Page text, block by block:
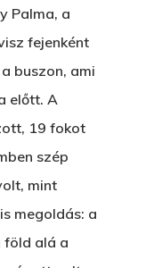
Palma, a
fejenként
buszon, ami
előtt. A
19 fokot
szép
mint
megoldás: a
föld alá a